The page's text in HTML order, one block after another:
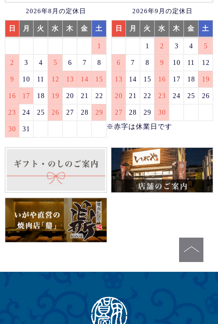
2026年8月の定休日
日 月 火 水 木 金 土
1
2 3 4 5 6 7 8
9 10 11 12 13 14 15
16 17 18 19 20 21 22
23 24 25 26 27 28 29
30 31
2026年9月の定休日
日 月 火 水 木 金 土
1 2 3 4 5
6 7 8 9 10 11 12
13 14 15 16 17 18 19
20 21 22 23 24 25 26
27 28 29
30
※赤字は休業日です